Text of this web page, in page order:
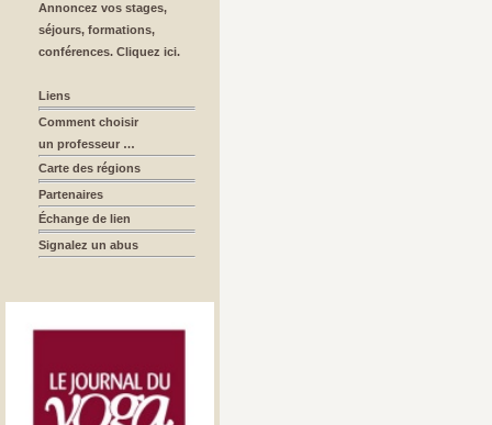
Annoncez vos stages,
séjours, formations,
conférences. Cliquez ici.
Liens
Comment choisir
un professeur …
Carte des régions
Partenaires
Échange de lien
Signalez un abus